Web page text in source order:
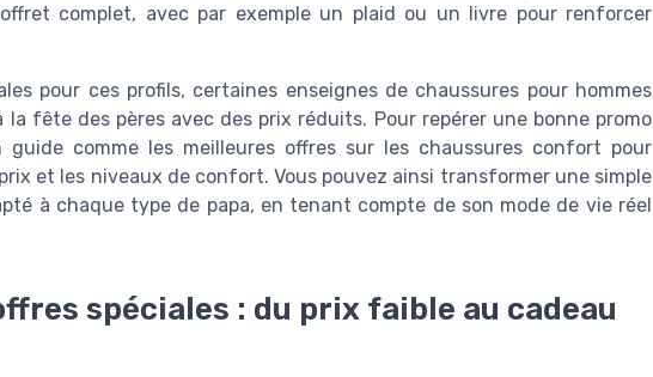
complet, avec par exemple un plaid ou un livre pour renforcer
pour ces profils, certaines enseignes de chaussures pour hommes
la fête des pères avec des prix réduits. Pour repérer une bonne promo
comme les meilleures offres sur les chaussures confort pour
et les niveaux de confort. Vous pouvez ainsi transformer une simple
à chaque type de papa, en tenant compte de son mode de vie réel
spéciales : du prix faible au cadeau